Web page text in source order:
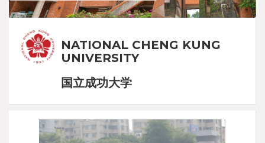
NATIONAL CHENG KUNG
UNIVERSITY
国立成功大学